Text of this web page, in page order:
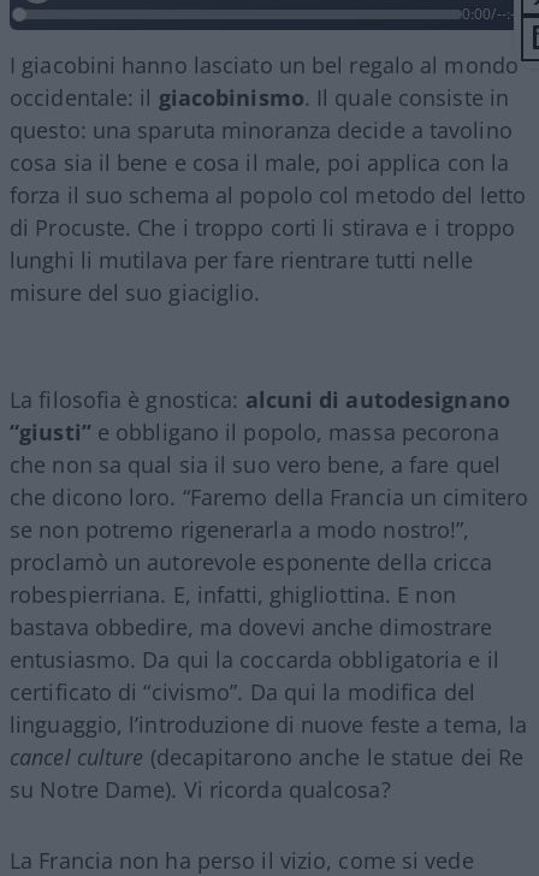
0:00/--:--
I giacobini hanno lasciato un bel regalo al mondo
occidentale: il giacobinismo. Il quale consiste in
questo: una sparuta minoranza decide a tavolino
cosa sia il bene e cosa il male, poi applica con la
forza il suo schema al popolo col metodo del letto
di Procuste. Che i troppo corti li stirava e i troppo
lunghi li mutilava per fare rientrare tutti nelle
misure del suo giaciglio.
La filosofia è gnostica: alcuni di autodesignano
“giusti”e obbligano il popolo, massa pecorona
che non sa qual sia il suo vero bene, a fare quel
che dicono loro. “Faremo della Francia un cimitero
se non potremo rigenerarla a modo nostro!”,
proclamò un autorevole esponente della cricca
robespierriana. E, infatti, ghigliottina. E non
bastava obbedire, ma dovevi anche dimostrare
entusiasmo. Da qui la coccarda obbligatoria e il
certificato di “civismo”. Da qui la modifica del
linguaggio, l’introduzione di nuove feste a tema, la
cancel culture (decapitarono anche le statue dei Re
su Notre Dame). Vi ricorda qualcosa?
La Francia non ha perso il vizio, come si vede